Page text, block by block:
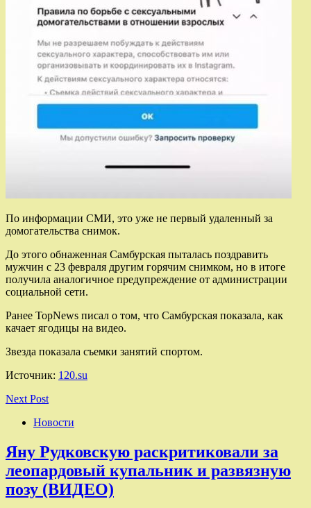
По информации СМИ, это уже не первый удаленный за
домогательства снимок.
До этого обнаженная Самбурская пыталась поздравить
мужчин с 23 февраля другим горячим снимком, но в итоге
получила аналогичное предупреждение от администрации
социальной сети.
Ранее TopNews писал о том, что Самбурская показала, как
качает ягодицы на видео.
Звезда показала съемки занятий спортом.
Источник: 120.su
Next Post
Новости
Яну Рудковскую раскритиковали за
леопардовый купальник и развязную
позу (ВИДЕО)